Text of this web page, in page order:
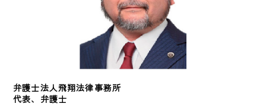
弁護士法人飛翔法律事務所
代表、弁護士